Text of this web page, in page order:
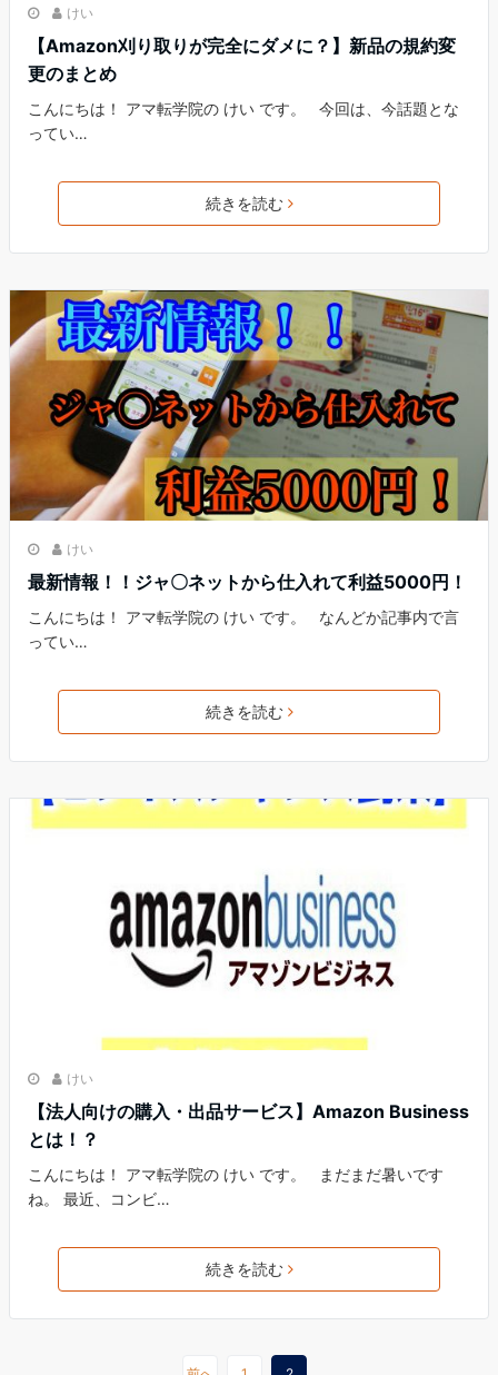
けい
【Amazon刈り取りが完全にダメに？】新品の規約変
更のまとめ
こんにちは！ アマ転学院の けい です。 今回は、今話題とな
ってい…
続きを読む
けい
最新情報！！ジャ〇ネットから仕入れて利益5000円！
こんにちは！ アマ転学院の けい です。 なんどか記事内で言
ってい…
続きを読む
けい
【法人向けの購入・出品サービス】Amazon Business
とは！？
こんにちは！ アマ転学院の けい です。 まだまだ暑いです
ね。 最近、コンビ…
続きを読む